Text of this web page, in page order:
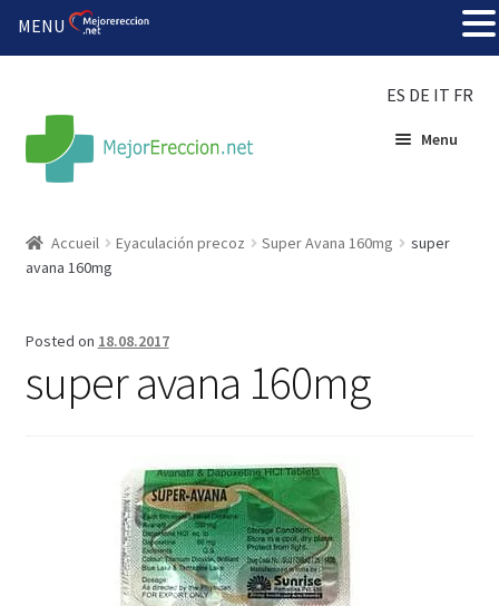
ES DE IT FR
Menu
Roue de la fortune
Organiser une fête
Solution bon marché
Voyage romantique.
Accueil Eyaculación precoz Super Avana 160mg
super
avana 160mg
Posted on 18.08.2017
super avana 160mg
MENU